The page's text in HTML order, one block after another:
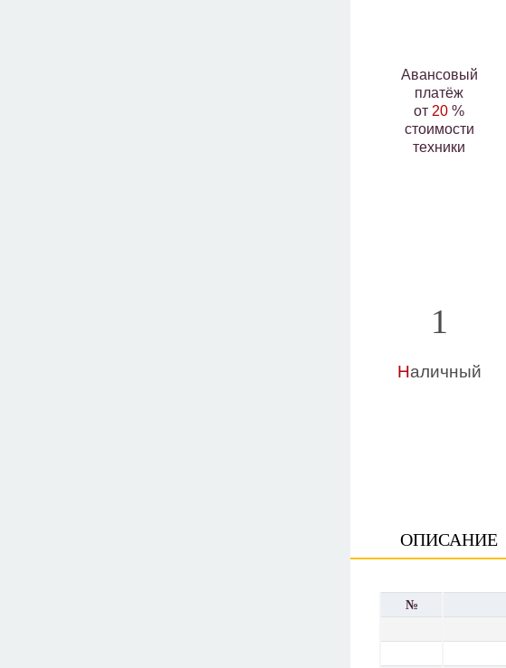
Авансовый
платёж
от 20 %
стоимости
техники
1
Наличный
ОПИСАНИЕ
№